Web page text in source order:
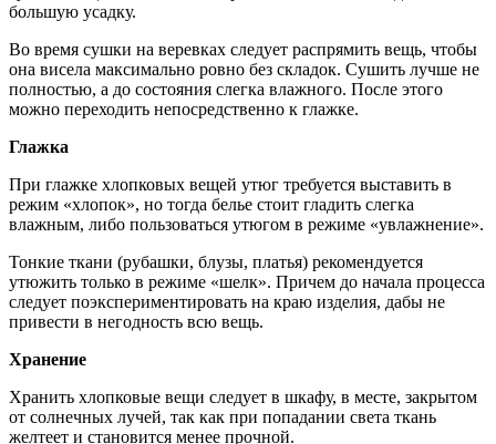
большую усадку.
Во время сушки на веревках следует распрямить вещь, чтобы
она висела максимально ровно без складок. Сушить лучше не
полностью, а до состояния слегка влажного. После этого
можно переходить непосредственно к глажке.
Глажка
При глажке хлопковых вещей утюг требуется выставить в
режим «хлопок», но тогда белье стоит гладить слегка
влажным, либо пользоваться утюгом в режиме «увлажнение».
Тонкие ткани (рубашки, блузы, платья) рекомендуется
утюжить только в режиме «шелк». Причем до начала процесса
следует поэкспериментировать на краю изделия, дабы не
привести в негодность всю вещь.
Хранение
Хранить хлопковые вещи следует в шкафу, в месте, закрытом
от солнечных лучей, так как при попадании света ткань
желтеет и становится менее прочной.